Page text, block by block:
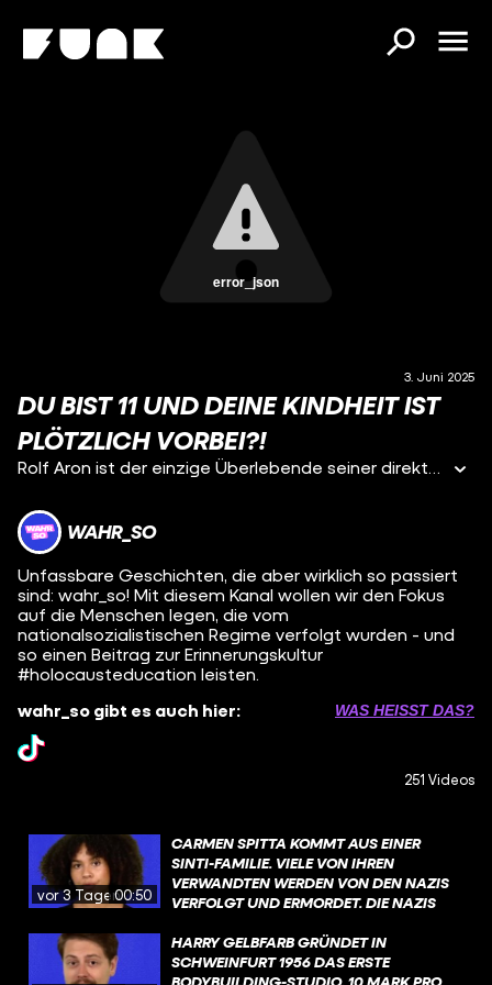
error_json
3. Juni 2025
DU BIST 11 UND DEINE KINDHEIT IST
PLÖTZLICH VORBEI?!
Rolf Aron ist der einzige Überlebende seiner direkten Familie – die aus Recklinghausen stammte. Seine Mutter, sein Vater, seine zwei Brüder, sie alle sterben in der Terrormaschine des NS. Rolf rettet nur eins: Sein Alter. Nach dem Krieg allein in der Welt, verlässt er Deutschland, tief traumatisiert. Seine Geschichte steht so exemplarisch für das Schicksal vieler jüdischer Überlebender.
WAHR_SO
Unfassbare Geschichten, die aber wirklich so passiert
sind: wahr_so! Mit diesem Kanal wollen wir den Fokus
auf die Menschen legen, die vom
nationalsozialistischen Regime verfolgt wurden - und
so einen Beitrag zur Erinnerungskultur
#holocausteducation leisten.
wahr_so gibt es auch hier:
WAS HEISST DAS?
251 Videos
vor 3 Tagen00:50
CARMEN SPITTA KOMMT AUS EINER
SINTI-FAMILIE. VIELE VON IHREN
VERWANDTEN WERDEN VON DEN NAZIS
VERFOLGT UND ERMORDET. DIE NAZIS
ROMA. DER HINTERGRUND DER
VERFOLGUNG IST SO: ES GAB DEN
NATIONALSOZIALISTISCHEN WAHN
HARRY GELBFARB GRÜNDET IN
SCHWEINFURT 1956 DAS ERSTE
BODYBUILDING-STUDIO. 10 MARK PRO